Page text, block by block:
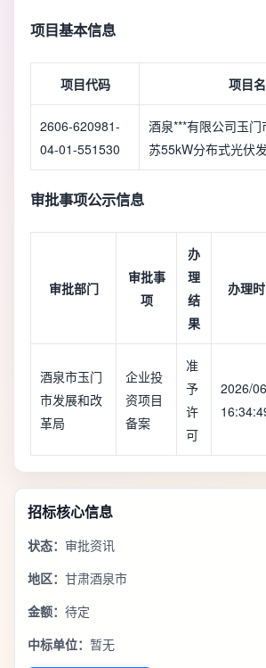
项目基本信息
项目代码 项目
2606-620981-
04-01-551530
酒泉***有限公司玉
苏55kW分布式光伏
审批事项公示信息
审批部门
审批事
项
办
理
结
果
办理
酒泉市玉门
市发展和改
革局
企业投
资项目
备案
准
予
许
可
2026/
招标核心信息
状态： 审批资讯
地区： 甘肃酒泉市
金额： 待定
中标单位： 暂无